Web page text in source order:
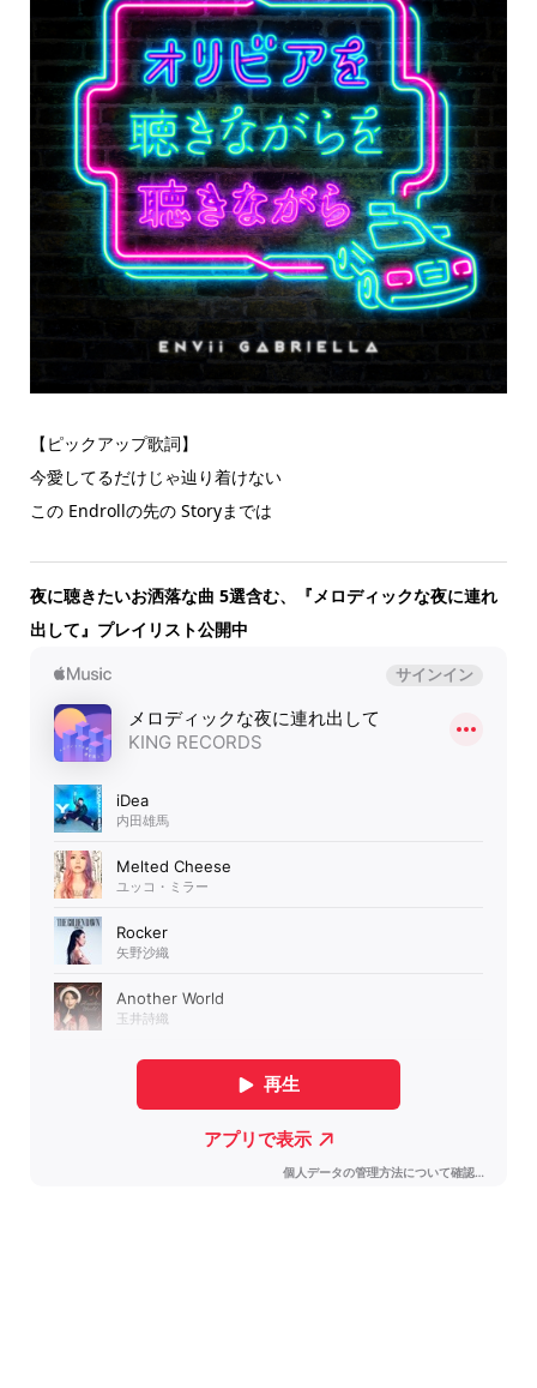
【ピックアップ歌詞】
今愛してるだけじゃ辿り着けない
この Endrollの先の Storyまでは
夜に聴きたいお洒落な曲 5選含む、『メロディックな夜に連れ
出して』プレイリスト公開中